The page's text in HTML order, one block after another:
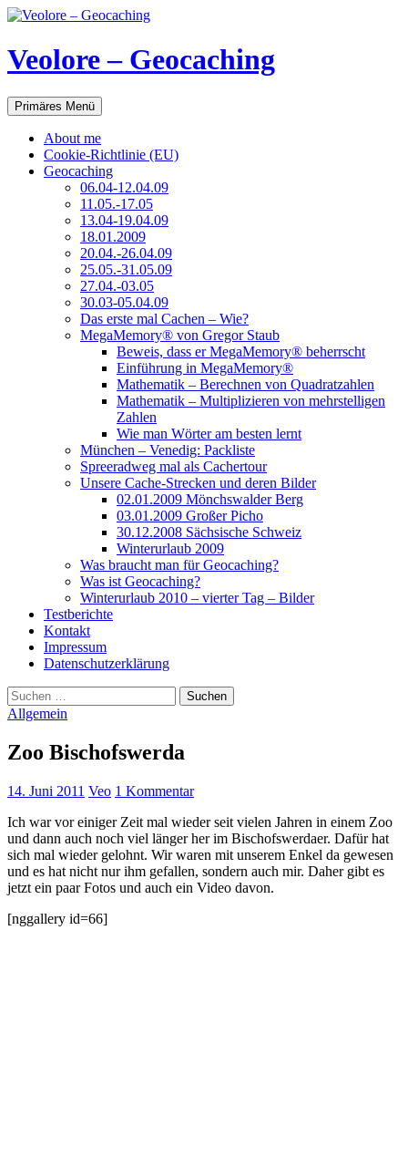
Veolore – Geocaching
Suchen
Primäres Menü Zum
Inhalt
About me
Cookie-Richtlinie (EU)
Geocaching
06.04-12.04.09
11.05.-17.05
13.04-19.04.09
18.01.2009
20.04.-26.04.09
25.05.-31.05.09
27.04.-03.05
30.03-05.04.09
Das erste mal Cachen – Wie?
MegaMemory® von Gregor Staub
Beweis, dass er MegaMemory® beherrscht
Einführung in MegaMemory®
Mathematik – Berechnen von Quadratzahlen
Mathematik – Multiplizieren von mehrstelligen
Zahlen
Wie man Wörter am besten lernt
München – Venedig: Packliste
Spreeradweg mal als Cachertour
Unsere Cache-Strecken und deren Bilder
02.01.2009 Mönchswalder Berg
03.01.2009 Großer Picho
30.12.2008 Sächsische Schweiz
Winterurlaub 2009
Was braucht man für Geocaching?
Was ist Geocaching?
Winterurlaub 2010 – vierter Tag – Bilder
Testberichte
Kontakt
Impressum
Datenschutzerklärung
Suchen
nach:
Allgemein
Zoo Bischofswerda
14. Juni 2011 Veo 1 Kommentar
Ich war vor einiger Zeit mal wieder seit vielen Jahren in einem Zoo
und dann auch noch viel länger her im Bischofswerdaer. Dafür hat
sich mal wieder gelohnt. Wir waren mit unserem Enkel da gewesen
und es hat nicht nur ihm gefallen, sondern auch mir. Daher gibt es
jetzt ein paar Fotos und auch ein Video davon.
[nggallery id=66]